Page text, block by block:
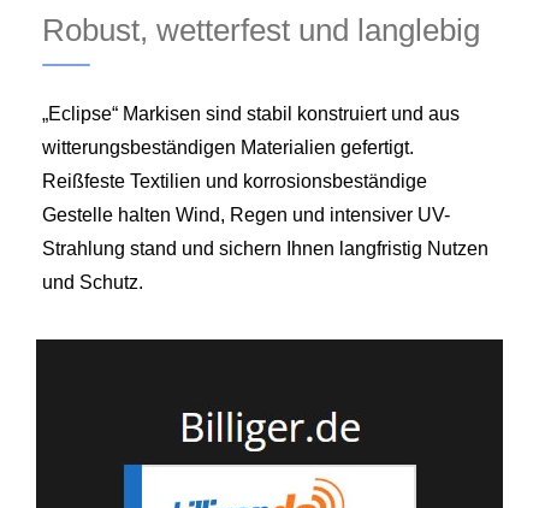
Robust, wetterfest und langlebig
„Eclipse“ Markisen sind stabil konstruiert und aus
witterungsbeständigen Materialien gefertigt.
Reißfeste Textilien und korrosionsbeständige
Gestelle halten Wind, Regen und intensiver UV-
Strahlung stand und sichern Ihnen langfristig Nutzen
und Schutz.